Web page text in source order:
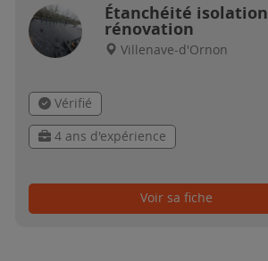
Étanchéité isolation
rénovation
Villenave-d'Ornon
Vérifié
4 ans d'expérience
Voir sa fiche